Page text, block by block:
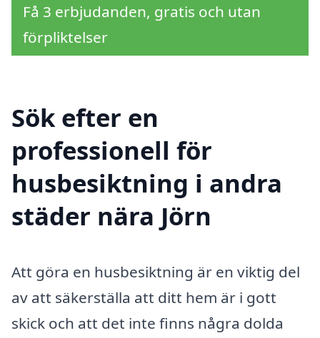
Få 3 erbjudanden, gratis och utan
förpliktelser
Sök efter en
professionell för
husbesiktning i andra
städer nära Jörn
Att göra en husbesiktning är en viktig del
av att säkerställa att ditt hem är i gott
skick och att det inte finns några dolda